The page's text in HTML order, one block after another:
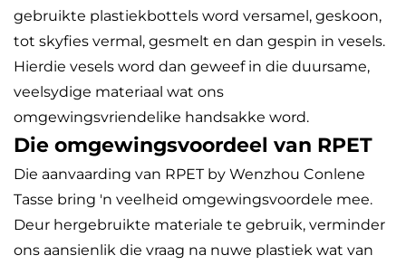
gebruikte plastiekbottels word versamel, geskoon,
tot skyfies vermal, gesmelt en dan gespin in vesels.
Hierdie vesels word dan geweef in die duursame,
veelsydige materiaal wat ons
omgewingsvriendelike handsakke word.
Die omgewingsvoordeel van RPET
Die aanvaarding van RPET by Wenzhou Conlene
Tasse bring 'n veelheid omgewingsvoordele mee.
Deur hergebruikte materiale te gebruik, verminder
ons aansienlik die vraag na nuwe plastiek wat van